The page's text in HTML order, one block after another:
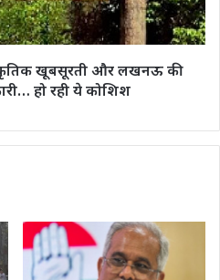
खूबसूरती और लखनऊ की
हो रही ये कोशिश